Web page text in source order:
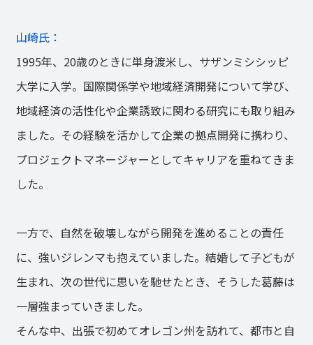
山崎氏：
1995年、20歳のときに単身渡米し、サザンミシシッピ
大学に入学。国際関係学や地域経済開発について学び、
地域経済の活性化や企業誘致に関わる研究にも取り組み
ました。その経験を活かして企業の拠点開発に携わり、
プロジェクトマネージャーとしてキャリアを重ねてきま
した。
一方で、自然を破壊しながら開発を進めることの責任
に、強いジレンマも抱えていました。結婚して子どもが
生まれ、次の世代に思いを馳せたとき、そうした葛藤は
一層強まっていきました。
そんな中、出張で初めてオレゴン州を訪れて、都市と自